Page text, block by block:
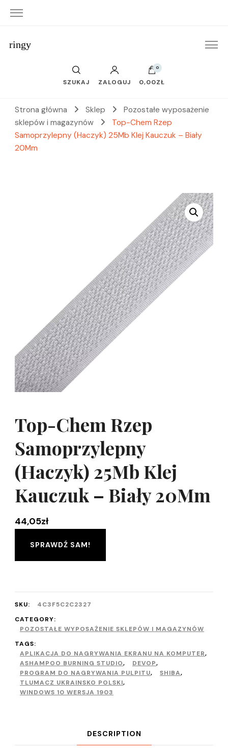
ringy
SZUKAJ ZALOGUJ
0
0,00ZŁ
Strona główna Sklep
Pozostałe wyposażenie
sklepów i magazynów
Top-Chem Rzep
Samoprzylepny (Haczyk) 25Mb Klej Kauczuk – Biały
20Mm
Top-Chem Rzep
Samoprzylepny
(Haczyk) 25Mb Klej
Kauczuk – Biały 20Mm
44,05zł
SPRAWDŹ SAM!
SKU:
4C3F5C2C2327
CATEGORY:
POZOSTAŁE WYPOSAŻENIE SKLEPÓW I MAGAZYNÓW
TAGS:
APLIKACJA DO NAGRYWANIA EKRANU NA KOMPUTER,
ASHAMPOO BURNING STUDIO, DEVOP,
PROGRAM DO NAGRYWANIA PULPITU, SHIBA,
TLUMACZ UKRAINSKO POLSKI,
WINDOWS 10 WERSJA 1903
DESCRIPTION